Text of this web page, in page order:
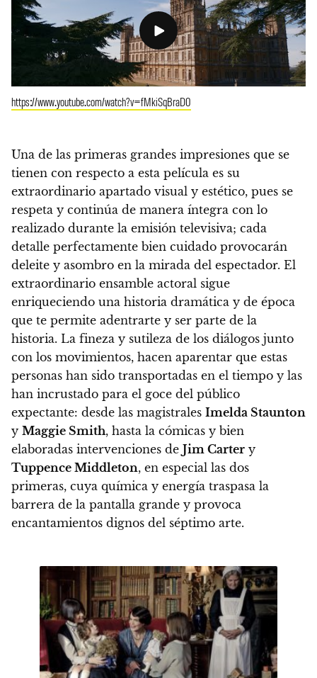
https://www.youtube.com/watch?v=fMkiSqBraD0
Una de las primeras grandes impresiones que se
tienen con respecto a esta película es su
extraordinario apartado visual y estético, pues se
respeta y continúa de manera íntegra con lo
realizado durante la emisión televisiva; cada
detalle perfectamente bien cuidado provocarán
deleite y asombro en la mirada del espectador. El
extraordinario ensamble actoral sigue
enriqueciendo una historia dramática y de época
que te permite adentrarte y ser parte de la
historia. La fineza y sutileza de los diálogos junto
con los movimientos, hacen aparentar que estas
personas han sido transportadas en el tiempo y las
han incrustado para el goce del público
expectante: desde las magistrales Imelda Staunton
y Maggie Smith, hasta la cómicas y bien
elaboradas intervenciones de Jim Carter y
Tuppence Middleton, en especial las dos
primeras, cuya química y energía traspasa la
barrera de la pantalla grande y provoca
encantamientos dignos del séptimo arte.